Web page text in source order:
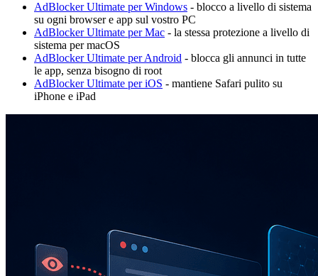
AdBlocker Ultimate per Windows - blocco a livello di sistema
su ogni browser e app sul vostro PC
AdBlocker Ultimate per Mac - la stessa protezione a livello di
sistema per macOS
AdBlocker Ultimate per Android - blocca gli annunci in tutte
le app, senza bisogno di root
AdBlocker Ultimate per iOS - mantiene Safari pulito su
iPhone e iPad